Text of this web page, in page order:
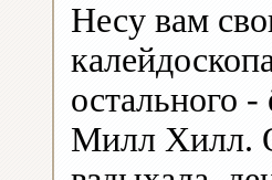
Несу вам
остального
Милл Хилл.